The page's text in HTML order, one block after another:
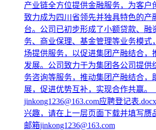
产业链全方位提供金融服务，为客户
致力成为四川省领先并独具特色的产
台。公司已初步形成了小额贷款、融
务、商业保理、基金管理等业务模式
场提供服务，以促进集团产融结合，
发展。公司致力于为集团各公司提供
务咨询等服务，推动集团产融结合，
展，促进优势互补，实现合作共赢。
jinkong1236@163.com应聘登记表
兴趣，请在上一层页面下载并填写赝
邮箱jinkong1236@163.com